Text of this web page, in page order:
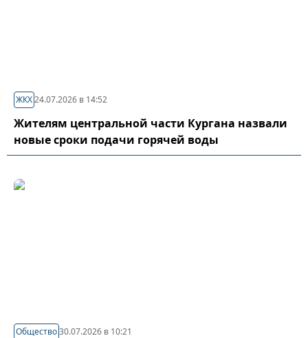
ЖКХ24.07.2026 в 14:52
Жителям центральной части Кургана назвали
новые сроки подачи горячей воды
Общество30.07.2026 в 10:21